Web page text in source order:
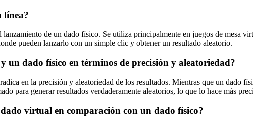
línea?
de un dado físico. Se utiliza principalmente en juegos de mesa
pueden lanzarlo con un simple clic y obtener un resultado aleatorio.
un dado físico en términos de precisión y aleatoriedad?
en la precisión y aleatoriedad de los resultados. Mientras que un dado
para generar resultados verdaderamente aleatorios, lo que lo hace más
virtual en comparación con un dado físico?